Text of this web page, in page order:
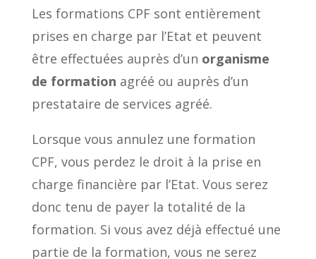
Les formations CPF sont entièrement
prises en charge par l’Etat et peuvent
être effectuées auprès d’un organisme
de formation agréé ou auprès d’un
prestataire de services agréé.
Lorsque vous annulez une formation
CPF, vous perdez le droit à la prise en
charge financière par l’Etat. Vous serez
donc tenu de payer la totalité de la
formation. Si vous avez déjà effectué une
partie de la formation, vous ne serez